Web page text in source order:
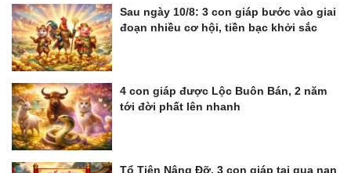
Sau ngày 10/8: 3 con giáp bước vào giai
đoạn nhiều cơ hội, tiền bạc khởi sắc
4 con giáp được Lộc Buôn Bán, 2 năm
tới đời phất lên nhanh
Tổ Tiên Nâng Đỡ, 3 con giáp tai qua nạn